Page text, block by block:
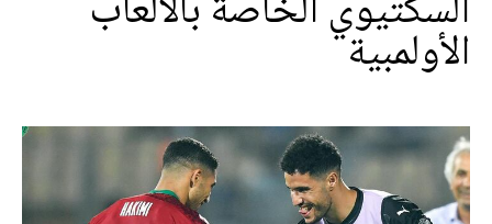
الأولمبية